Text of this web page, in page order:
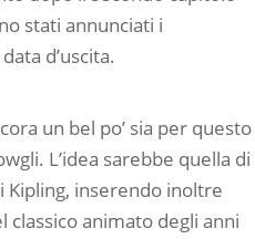
stati annunciati i
d’uscita.
un bel po’ sia per questo
L’idea sarebbe quella di
Kipling, inserendo inoltre
animato degli anni